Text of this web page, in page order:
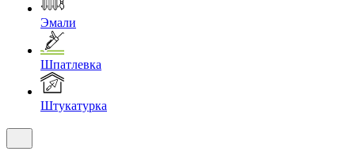
Эмали
Шпатлевка
Штукатурка